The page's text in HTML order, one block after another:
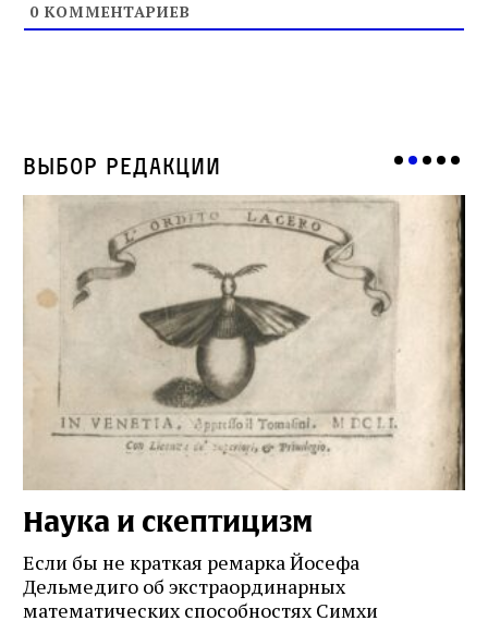
0 КОММЕНТАРИЕВ
Выбор редакции
Наука и скептицизм
Если бы не краткая ремарка Йосефа
Дельмедиго об экстраординарных
математических способностях Симхи